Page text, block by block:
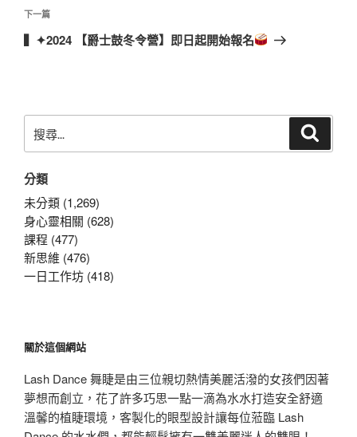
章
下
一
下一篇
▍✦2024 【爵士鼓冬令營】即日起開始報名
尋
鍵
字:
分類
未分類 (1,269)
身心靈相關 (628)
課程 (477)
新思維 (476)
一日工作坊 (418)
關於這個網站
Lash Dance 舞睫是由三位親切熱情美麗活潑的女孩們因著
夢想而創立，花了許多巧思一點一滴為水水打造安全舒適
溫馨的植睫環境，客製化的眼型設計讓每位蒞臨 Lash